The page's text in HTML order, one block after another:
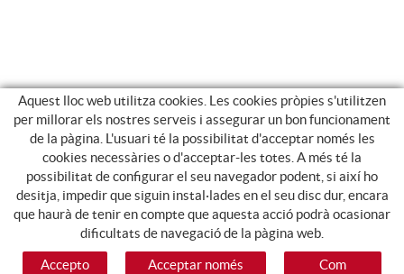
Aquest lloc web utilitza cookies. Les cookies pròpies s'utilitzen
per millorar els nostres serveis i assegurar un bon funcionament
de la pàgina. L'usuari té la possibilitat d'acceptar només les
cookies necessàries o d'acceptar-les totes. A més té la
possibilitat de configurar el seu navegador podent, si així ho
desitja, impedir que siguin instal·lades en el seu disc dur, encara
que haurà de tenir en compte que aquesta acció podrà ocasionar
dificultats de navegació de la pàgina web.
Accepto
Acceptar només
Com